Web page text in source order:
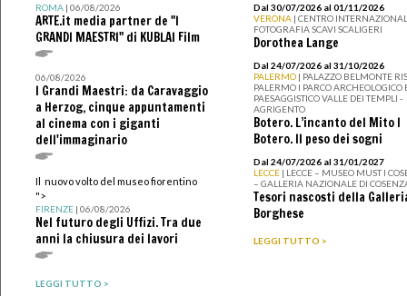
ROMA| 06/08/2026
ARTE.it media partner de "I
GRANDI MAESTRI" di KUBLAI Film
06/08/2026
I Grandi Maestri: da Caravaggio
a Herzog, cinque appuntamenti
al cinema con i giganti
dell'immaginario
Il nuovo volto del museo fiorentino
">
FIRENZE| 06/08/2026
Nel futuro degli Uffizi. Tra due
anni la chiusura dei lavori
LEGGI TUTTO >
Dal 30/07/2026 al 01/11/2026
VERONA | CENTRO
FOTOGRAFIA SCAVI SCALIGERI
Dorothea Lange
Dal 24/07/2026 al 31/10/2026
PALERMO | PALAZZO BELMONTE
PALERMO I PARCO ARCHEOLOGICO
PAESAGGISTICO VALLE DEI TEMPLI -
AGRIGENTO
Botero. L’incanto del Mito I
Botero. Il peso dei sogni
Dal 24/07/2026 al 31/01/2027
LECCE | LECCE – MUSEO MUST I
– GALLERIA NAZIONALE DI
Tesori nascosti della
Borghese
LEGGI TUTTO >